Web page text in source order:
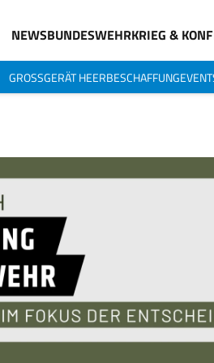
NEWSBUNDESWEHRKRIEG &
GROSSGERÄT HEERBESCHAFFUNG